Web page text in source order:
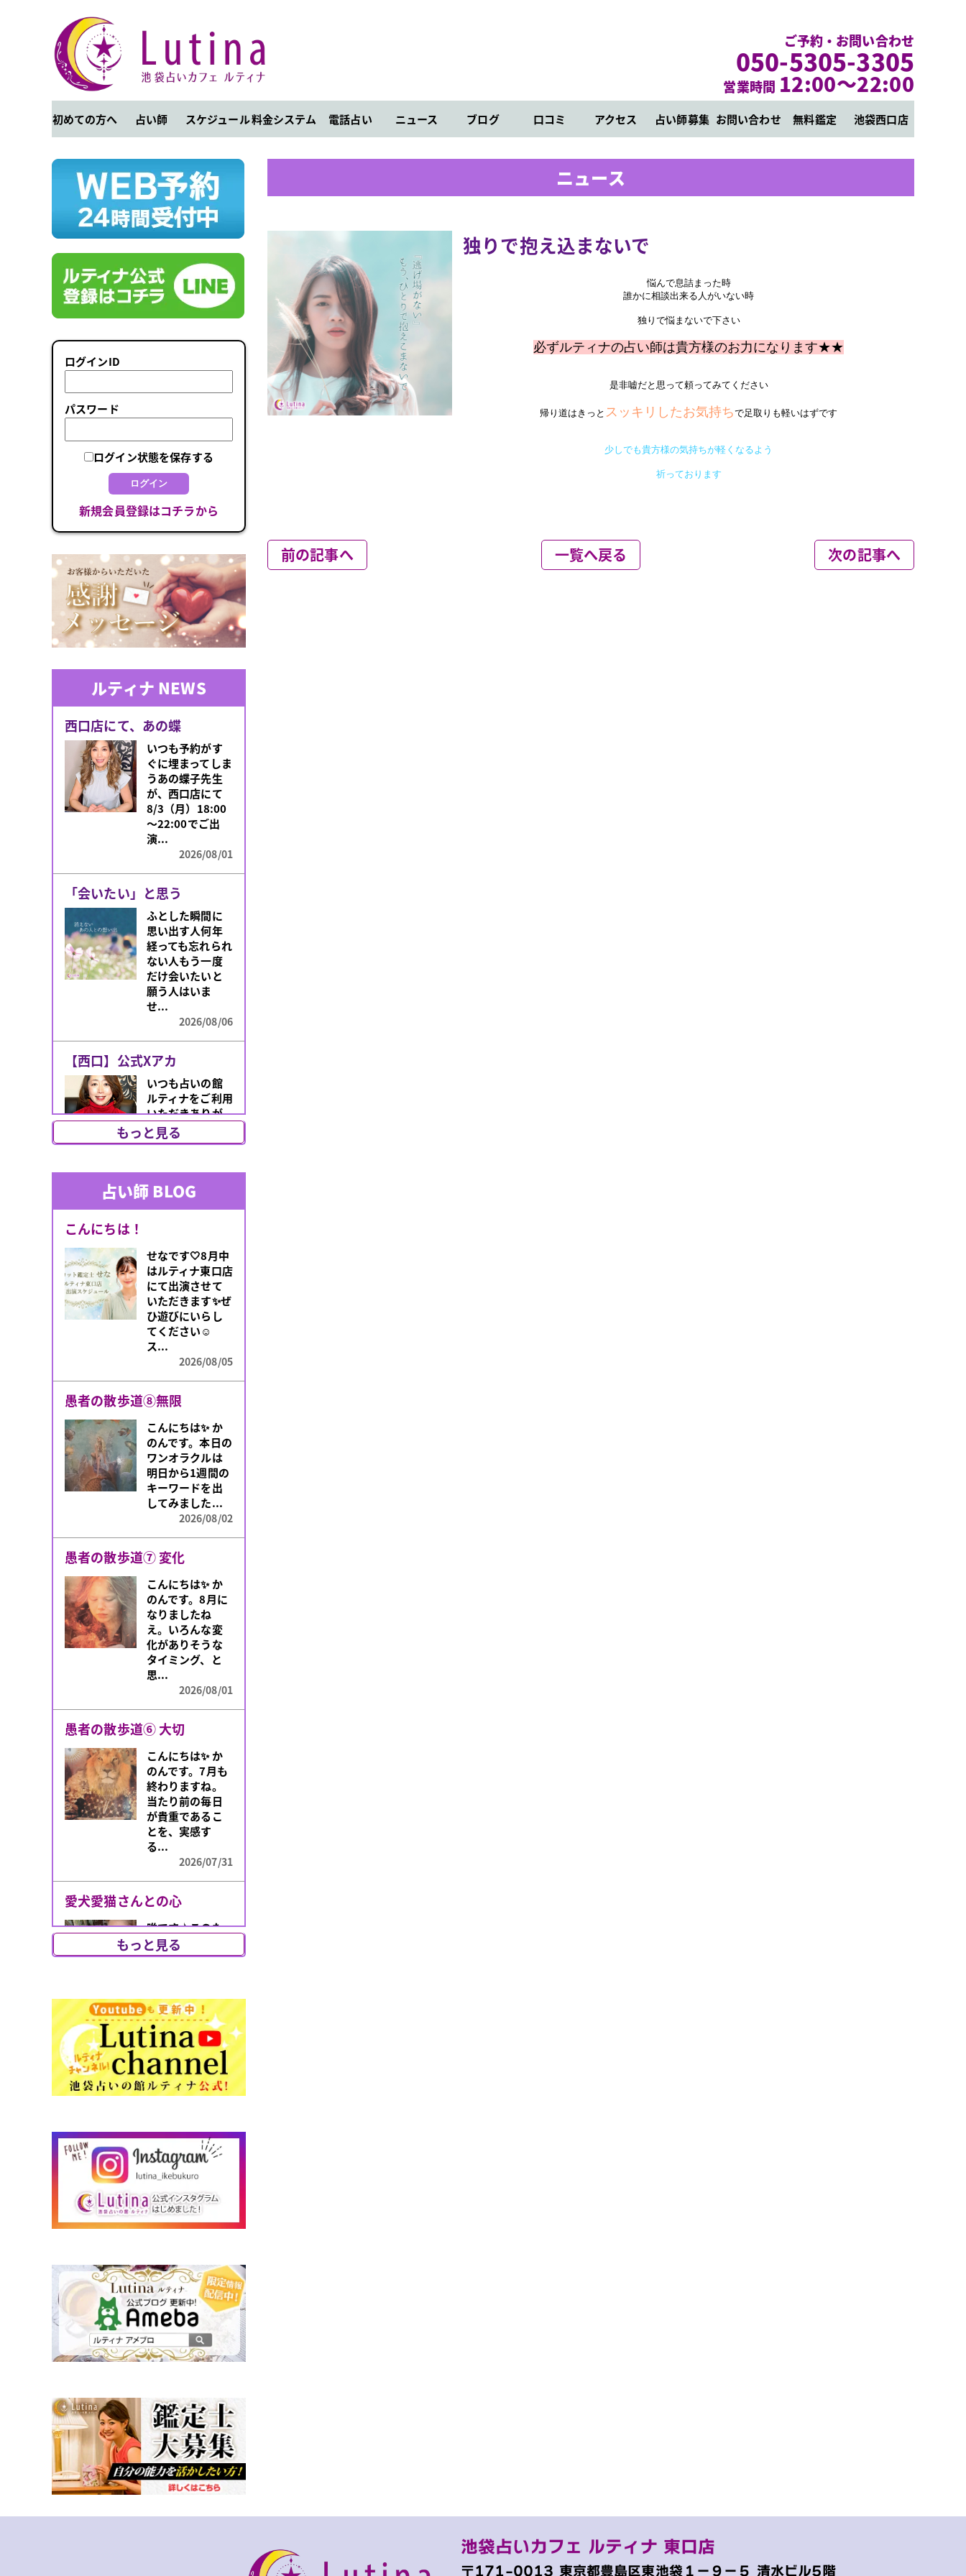
ご予約・お問い合わせ
050-5305-3305
営業時間 12:00～22:00
初めての方へ 占い師 スケジュール料金システム 電話占い ニュース ブログ 口コミ アクセス 占い師募集 お問い合わせ 無料鑑定 池袋西口店
ログインID
パスワード
ログイン状態を保存する
ログイン
新規会員登録はコチラから
ルティナ NEWS
西口店にて、あの蝶
いつも予約がす
ぐに埋まってしま
うあの蝶子先生
が、西口店にて
8/3（月）18:00
～22:00でご出
演...
2026/08/01
「会いたい」と思う
ふとした瞬間に
思い出す人何年
経っても忘れられ
ない人もう一度
だけ会いたいと
願う人はいま
せ...
2026/08/06
【西口】公式Xアカ
いつも占いの館
ルティナをご利用
いただきありが
とうございま
す！このたび、
Tw...
2026/07/31
あなたのオーラは何
「最近なんとな
く気分が上がら
ない」「人間関
係が思うように
いかない」「新
しい一歩を踏み
出...
2026/08/05
人生の転機には意味
か物事が大きく
変化するタイミ
ングがあります。
突然の出会いや
環境の変化、
今...
2026/08/04
もっと見る
占い師 BLOG
こんにちは！
せなです🤍8月中
はルティナ東口店
にて出演させて
いただきます✨ぜ
ひ遊びにいらし
てください☺️
ス...
2026/08/05
愚者の散歩道⑧無限
こんにちは✨️ か
のんです。本日の
ワンオラクルは
明日から1週間の
キーワードを出
してみました...
2026/08/02
愚者の散歩道⑦ 変化
こんにちは✨️ か
のんです。8月に
なりましたね
え。いろんな変
化がありそうな
タイミング、と
思...
2026/08/01
愚者の散歩道⑥ 大切
こんにちは✨️ か
のんです。7月も
終わりますね。
当たり前の毎日
が貴重であるこ
とを、実感す
る...
2026/07/31
愛犬愛猫さんとの心
唯です♪このた
び、アニマルリ
ーディング特別鑑
した。大切な愛
犬...
2026/07/29
もっと見る
ニュース
独りで抱え込まないで
前の記事へ 一覧へ戻る 次の記事へ
池袋占いカフェ ルティナ 東口店
〒171-0013 東京都豊島区東池袋１−９−５ 清水ビル5階